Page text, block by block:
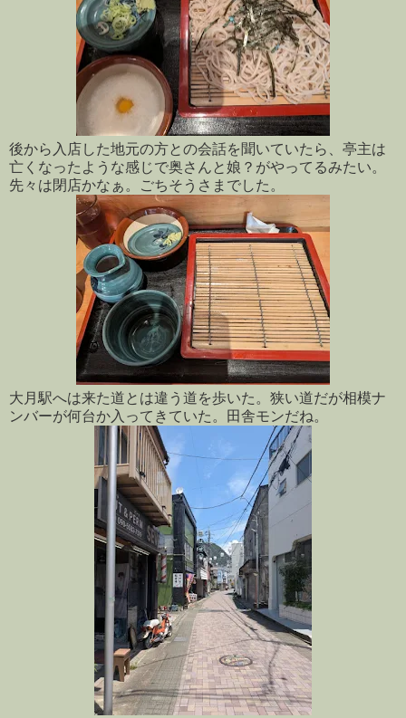
後から入店した地元の方との会話を聞いていたら、亭主は
亡くなったような感じで奥さんと娘？がやってるみたい。
先々は閉店かなぁ。ごちそうさまでした。
大月駅へは来た道とは違う道を歩いた。狭い道だが相模ナ
ンバーが何台か入ってきていた。田舎モンだね。